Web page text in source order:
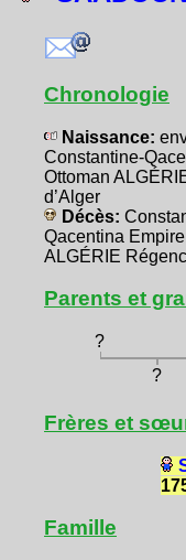
Chronologie
Naissance:
Constantine-
Ottoman
d’Alger
Décès:
Qacentina
ALGÉRIE
Parents et
?
?
Frères et
Famille